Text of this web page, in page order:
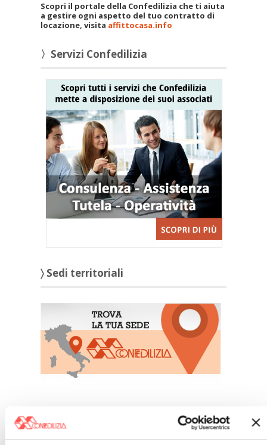
Scopri il portale della Confedilizia che ti aiuta
a gestire ogni aspetto del tuo contratto di
locazione, visita affittocasa.info
〉Servizi Confedilizia
〉 Sedi territoriali